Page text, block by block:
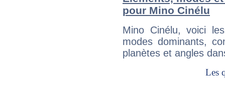
pour Mino Cinélu
Mino Cinélu, voici
modes dominants,
planètes et angles